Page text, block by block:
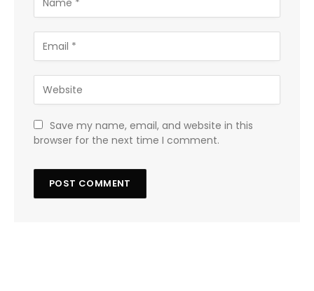
Save my name, email, and website in this
browser for the next time I comment.